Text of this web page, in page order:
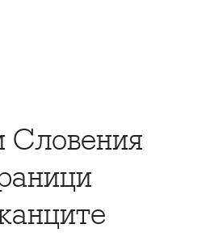
Словения